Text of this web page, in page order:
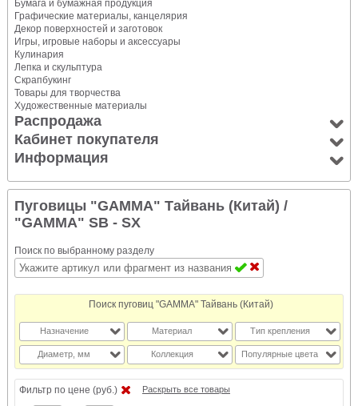
Бумага и бумажная продукция
Графические материалы, канцелярия
Декор поверхностей и заготовок
Игры, игровые наборы и аксессуары
Кулинария
Лепка и скульптура
Скрапбукинг
Товары для творчества
Художественные материалы
Распродажа
Кабинет покупателя
Информация
Пуговицы "GAMMA" Тайвань (Китай) /
"GAMMA" SB - SX
Поиск по выбранному разделу
Поиск пуговиц "GAMMA" Тайвань (Китай)
Назначение Материал Тип крепления
Диаметр, мм Коллекция Популярные цвета
Фильтр по цене (руб.)
Раскрыть все товары